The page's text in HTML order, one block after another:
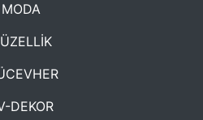
MODA
DEKOR